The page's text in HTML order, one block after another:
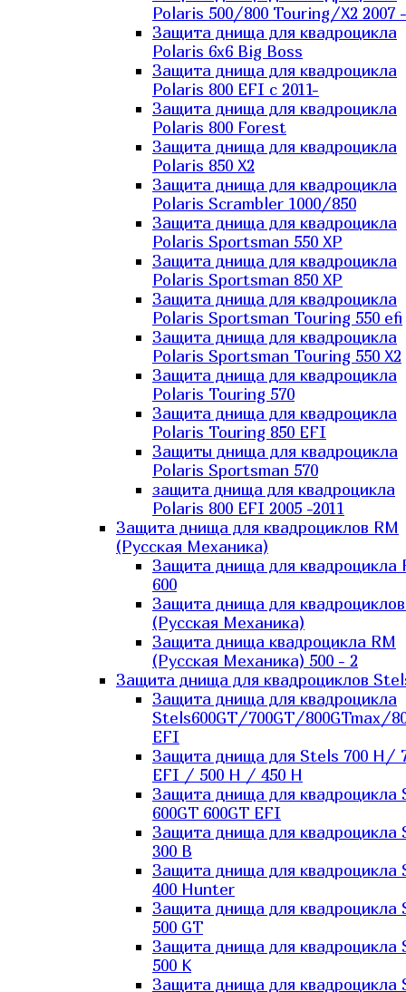
Polaris 500/800 Touring/X2 2007 -
Защита днища для квадроцикла
Polaris 6х6 Big Boss
Защита днища для квадроцикла
Polaris 800 EFI с 2011-
Защита днища для квадроцикла
Polaris 800 Forest
Защита днища для квадроцикла
Polaris 850 X2
Защита днища для квадроцикла
Polaris Scrambler 1000/850
Защита днища для квадроцикла
Polaris Sportsman 550 XP
Защита днища для квадроцикла
Polaris Sportsman 850 XP
Защита днища для квадроцикла
Polaris Sportsman Touring 550 efi
Защита днища для квадроцикла
Polaris Sportsman Touring 550 X2
Защита днища для квадроцикла
Polaris Touring 570
Защита днища для квадроцикла
Polaris Touring 850 EFI
Защиты днища для квадроцикла
Polaris Sportsman 570
защита днища для квадроцикла
Polaris 800 EFI 2005 -2011
Защита днища для квадроциклов RM
(Русская Механика)
Защита днища для квадроцикла
600
Защита днища для
(Русская Механика)
Защита днища квадроцикла RM
(Русская Механика) 500 - 2
Защита днища для квадроциклов
Защита днища для квадроцикла
Stels600GT/700GT/800GTmax/
EFI
Защита днища для Stels 700 H/
EFI / 500 H / 450 H
Защита днища для квадроцикла
600GT 600GT EFI
Защита днища для квадроцикла
300 B
Защита днища для квадроцикла
400 Hunter
Защита днища для квадроцикла
500 GT
Защита днища для квадроцикла
500 K
Защита днища для квадроцикла